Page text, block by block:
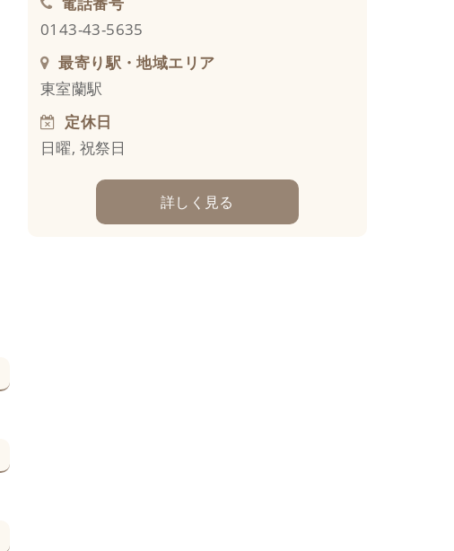
0143-43-5635
最寄り駅・地域エリア
東室蘭駅
定休日
日曜, 祝祭日
詳しく見る